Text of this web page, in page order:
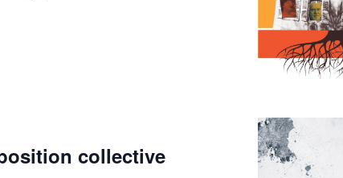
collective